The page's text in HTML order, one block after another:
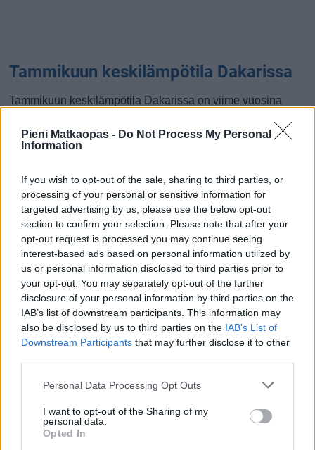
Pieni Matkaopas - Do Not Process My Personal
Information
If you wish to opt-out of the sale, sharing to third parties, or
processing of your personal or sensitive information for
targeted advertising by us, please use the below opt-out
section to confirm your selection. Please note that after your
opt-out request is processed you may continue seeing
interest-based ads based on personal information utilized by
us or personal information disclosed to third parties prior to
your opt-out. You may separately opt-out of the further
disclosure of your personal information by third parties on the
IAB’s list of downstream participants. This information may
also be disclosed by us to third parties on the IAB’s List of
Downstream Participants that may further disclose it to other
Personal Data Processing Opt Outs
I want to opt-out of the Sharing of my
personal data.
Opted In
Tammikuun keskilämpötila Dakarissa
Tammikuun keskilämpötila Dakarissa on viime vuosina
asteen tienoille, ja päivisin lämpötila on kohonnut 25
asteen tuntumaan. Tällä sivulla olevasta kaaviosta näkee,
tammikuussa viime vuosina ja vaihteluväli, jolla lämpötila
tavallisina päivinä on minäkin vuonna liikkunut.
Hetkellisesti Dakarissa on silti koettu tätäkin kylmempiä ja
lämpimämpiä tammikuisia päiviä. Esimerkiksi vuoden 2018
tammikuussa lämpötila käväisi alimmillaan 12 asteessa ja
toisaalta vuonna 2016 tammikuussa hätyyteltiin eräänä
poikkeuksellisen lämpimänä päivänä 35 asteen lukemia.
Entä muut kuukaudet? Miten lämmintä
Dakarissa on ollut...
Heinäkuussa